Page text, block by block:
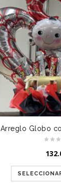
Arreglo Globo